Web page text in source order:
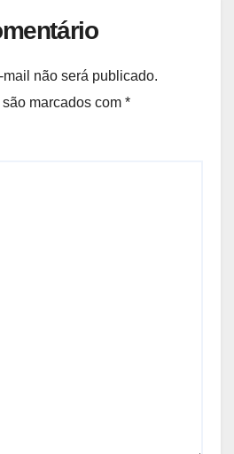
não será publicado.
marcados com *